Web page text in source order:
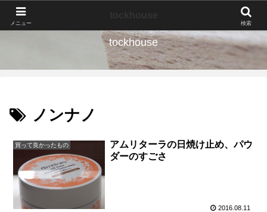
tockhouse
ノンナノ
買って良かったもの
アムリターラの日焼け止め、パウ
ダーのすごさ
2016.08.11
メニュー 検索